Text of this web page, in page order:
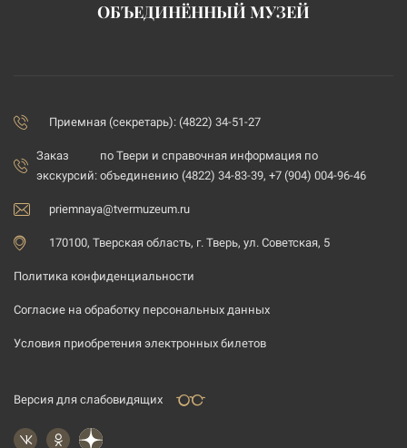
ОБЪЕДИНЁННЫЙ МУЗЕЙ
Приемная (секретарь): (4822) 34-51-27
Заказ
экскурсий:
по Твери и справочная информация по
объединению (4822) 34-83-39, +7 (904) 004-96-46
priemnaya@tvermuzeum.ru
170100, Тверская область, г. Тверь, ул. Советская, 5
Политика конфиденциальности
Согласие на обработку персональных данных
Условия приобретения электронных билетов
Версия для слабовидящих